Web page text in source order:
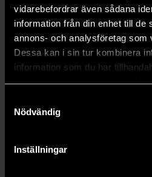
vidarebefordrar även sådana
information från din enhet till de
annons- och analysföretag som
Dessa kan i sin tur kombinera
information som du har
samlat in när du har använt
Nödvändig
Inställningar
Hobbiton Tote Bag
129 kr